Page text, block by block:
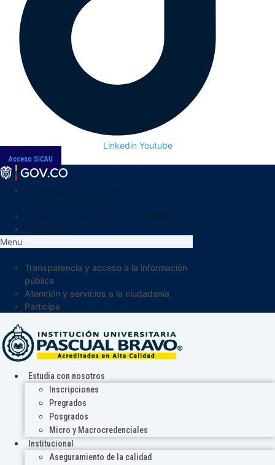
Linkedin Youtube
Acceso SICAU
Menu
Transparencia y acceso a la información
pública
Atención y servicios a la ciudadanía
Participa
Estudia con nosotros
Inscripciones
Pregrados
Posgrados
Micro y Macrocredenciales
Institucional
Aseguramiento de la calidad